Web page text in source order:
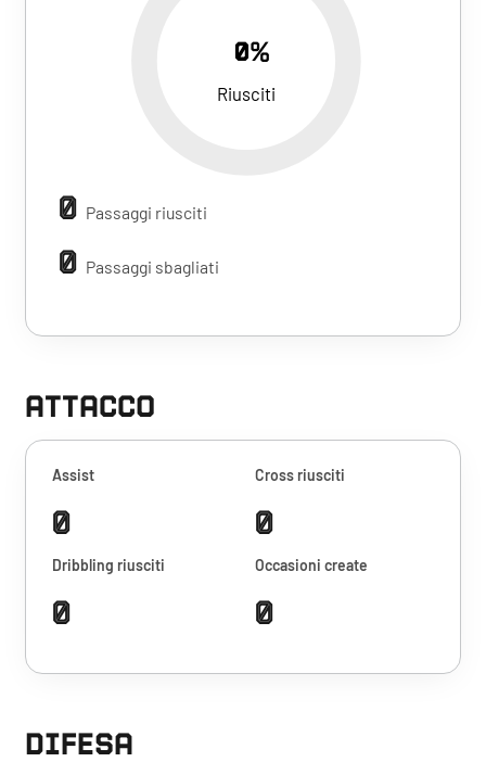
0%
Riusciti
0 Passaggi riusciti
0 Passaggi sbagliati
ATTACCO
Assist
0
Cross riusciti
0
Dribbling riusciti
0
Occasioni create
0
DIFESA